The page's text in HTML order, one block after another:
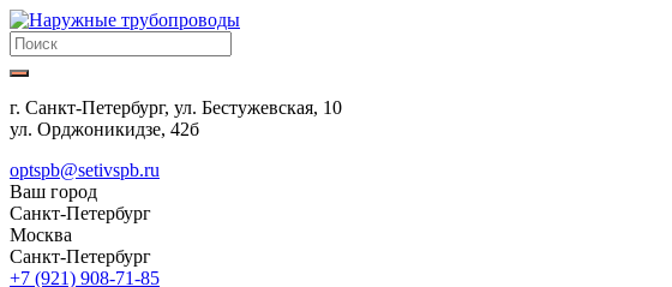
г. Санкт-Петербург, ул. Бестужевская, 10
ул. Орджоникидзе, 42б
optspb@setivspb.ru
Ваш город
Санкт-Петербург
Москва
Санкт-Петербург
+7 (921) 908-71-85